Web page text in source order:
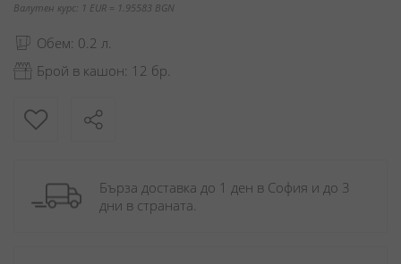
Валутен курс: 1 EUR = 1.95583 BGN
Обем: 0.2 л.
Брой в кашон: 12 бр.
Бърза доставка до 1 ден в София и до 3
дни в страната.